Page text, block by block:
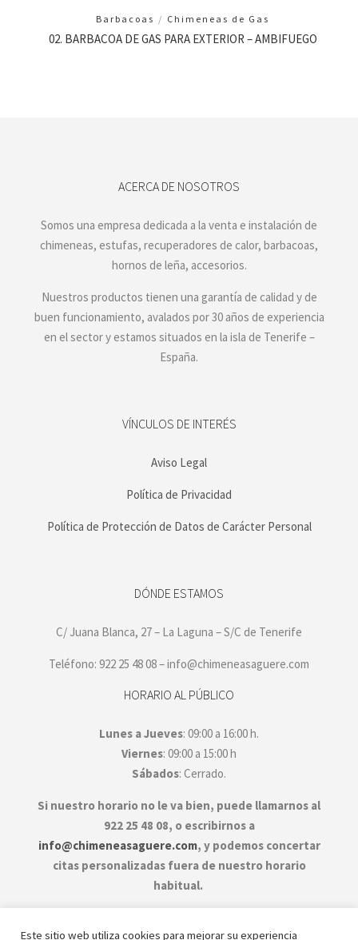
Barbacoas / Chimeneas de Gas
02. BARBACOA DE GAS PARA EXTERIOR – AMBIFUEGO
ACERCA DE NOSOTROS
Somos una empresa dedicada a la venta e instalación de
chimeneas, estufas, recuperadores de calor, barbacoas,
hornos de leña, accesorios.
Nuestros productos tienen una garantía de calidad y de
buen funcionamiento, avalados por 30 años de experiencia
en el sector y estamos situados en la isla de Tenerife –
España.
VÍNCULOS DE INTERÉS
Aviso Legal
Política de Privacidad
Política de Protección de Datos de Carácter Personal
DÓNDE ESTAMOS
C/ Juana Blanca, 27 – La Laguna – S/C de Tenerife
Teléfono: 922 25 48 08 – info@chimeneasaguere.com
HORARIO AL PÚBLICO
Lunes a Jueves: 09:00 a 16:00 h.
Viernes: 09:00 a 15:00 h
Sábados: Cerrado.
Si nuestro horario no le va bien, puede llamarnos al
922 25 48 08, o escribirnos a
info@chimeneasaguere.com, y podemos concertar
citas personalizadas fuera de nuestro horario
habitual.
Este sitio web utiliza cookies para mejorar su experiencia